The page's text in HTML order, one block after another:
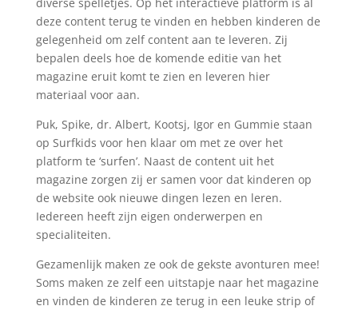
deze content terug te vinden en hebben kinderen de
gelegenheid om zelf content aan te leveren. Zij
bepalen deels hoe de komende editie van het
magazine eruit komt te zien en leveren hier
materiaal voor aan.
Puk, Spike, dr. Albert, Kootsj, Igor en Gummie staan
op Surfkids voor hen klaar om met ze over het
platform te ‘surfen’. Naast de content uit het
magazine zorgen zij er samen voor dat kinderen op
de website ook nieuwe dingen lezen en leren.
Iedereen heeft zijn eigen onderwerpen en
specialiteiten.
Gezamenlijk maken ze ook de gekste avonturen mee!
Soms maken ze zelf een uitstapje naar het magazine
en vinden de kinderen ze terug in een leuke strip of